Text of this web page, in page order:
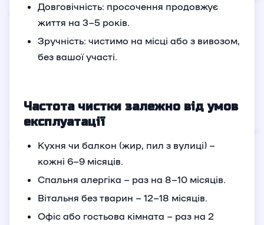
Довговічність: просочення продовжує
життя на 3–5 років.
Зручність: чистимо на місці або з вивозом,
без вашої участі.
Частота чистки залежно від умов
експлуатації
Кухня чи балкон (жир, пил з вулиці) –
кожні 6–9 місяців.
Спальня алергіка – раз на 8–10 місяців.
Вітальня без тварин – 12–18 місяців.
Офіс або гостьова кімната – раз на 2